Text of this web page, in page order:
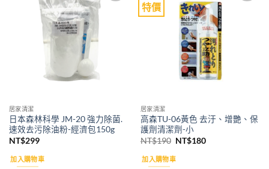
Add to
居家清潔
日本森林科學 JM-20 強力除菌.
速效去污除油粉-經濟包150g
NT$299
加入購物車
特價
居家清潔
高森TU-06黃色 去汙、增艷、保
護劑清潔劑-小
NT$190 原
價
格：
NT$180目
加入購物車